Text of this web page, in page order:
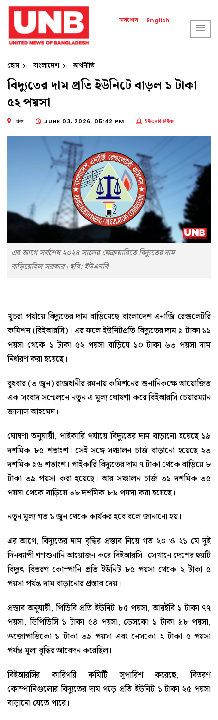
সর্বশেষ English
হোম বাংলাদেশ অর্থনীতি
বিদ্যুতের দাম প্রতি ইউনিটে বাড়ল ১ টাকা
৫২ পয়সা
ঢাকা JUNE 03, 2026, 05:42 PM ইউএনবি নিউজ
এর আগে সর্বশেষ ২০২৪ সালের ফেব্রুয়ারিতে বিদ্যুতের দাম
বাড়িয়েছিল সরকার। ছবি: ইউএনবি
খুচরা পর্যায়ে বিদ্যুতের দাম বাড়িয়েছে বাংলাদেশ এনার্জি রেগুলেটরি
কমিশন (বিইআরসি)। এর ফলে ইউনিটপ্রতি বিদ্যুতের দাম ৯ টাকা ১১
পয়সা থেকে ১ টাকা ৫২ পয়সা বাড়িয়ে ১০ টাকা ৬৩ পয়সা দাম
নির্ধারণ করা হয়েছে।
বুধবার (৩ জুন) রাজধানীর রমনায় কমিশনের শুনানিকক্ষে আয়োজিত
এক সংবাদ সম্মেলনে নতুন এ মূল্য ঘোষণা করে বিইআরসি চেয়ারম্যান
জালাল আহমেদ।
ঘোষণা অনুযায়ী, পাইকারি পর্যায়ে বিদ্যুতের দাম বাড়ানো হয়েছে ১৯
দশমিক ৮৫ শতাংশ। সেই সঙ্গে সঞ্চালন চার্জ বাড়ানো হয়েছে ২৩
দশমিক ৯৬ শতাংশ। পাইকারি বিদ্যুতের দাম ৭ টাকা থেকে বাড়িয়ে ৮
টাকা ৩৯ পয়সা করা হয়েছে। আর সঞ্চালন চার্জ ৩১ দশমিক ৩৫
পয়সা থেকে বাড়িয়ে ৩৮ দশমিক ৮৬ পয়সা করা হয়েছে।
নতুন মূল্য গত ১ জুন থেকে কার্যকর হবে বলে জানানো হয়।
এর আগে, বিদ্যুতের দাম বৃদ্ধির প্রস্তাব নিয়ে গত ২০ ও ২১ মে দুই
দিনব্যাপী গণশুনানি আয়োজন করে বিইআরসি। সেখানে দেশের ছয়টি
বিদ্যুৎ বিতরণ কোম্পানি প্রতি ইউনিট ৮৫ পয়সা থেকে ২ টাকা ৫
পয়সা পর্যন্ত দাম বাড়ানোর প্রস্তাব দেয়।
প্রস্তাব অনুযায়ী, পিডিবি প্রতি ইউনিট ৮৫ পয়সা, আরইবি ১ টাকা ৭৭
পয়সা, ডিপিডিসি ১ টাকা ৫৪ পয়সা, ডেসকো ১ টাকা ৯৮ পয়সা,
ওজোপাডিকো ১ টাকা ৩৯ পয়সা এবং নেসকো ২ টাকা ৫ পয়সা
পর্যন্ত মূল্য বৃদ্ধির আবেদন করেছিল।
বিইআরসির কারিগরি কমিটি সুপারিশ করেছে, বিতরণ
কোম্পানিগুলোর বিদ্যুতের দাম গড়ে প্রতি ইউনিট ১ টাকা ২৫ পয়সা
বাড়ানো যেতে পারে।